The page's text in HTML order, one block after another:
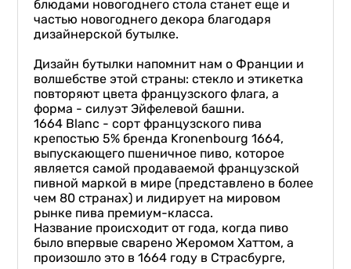
блюдами новогоднего стола станет еще и
частью новогоднего декора благодаря
дизайнерской бутылке.
Дизайн бутылки напомнит нам о Франции и
волшебстве этой страны: стекло и этикетка
повторяют цвета французского флага, а
форма - силуэт Эйфелевой башни.
1664 Blanc - сорт французского пива
крепостью 5% бренда Kronenbourg 1664,
выпускающего пшеничное пиво, которое
является самой продаваемой французской
пивной маркой в мире (представлено в более
чем 80 странах) и лидирует на мировом
рынке пива премиум-класса.
Название происходит от года, когда пиво
было впервые сварено Жеромом Хаттом, а
произошло это в 1664 году в Страсбурге,